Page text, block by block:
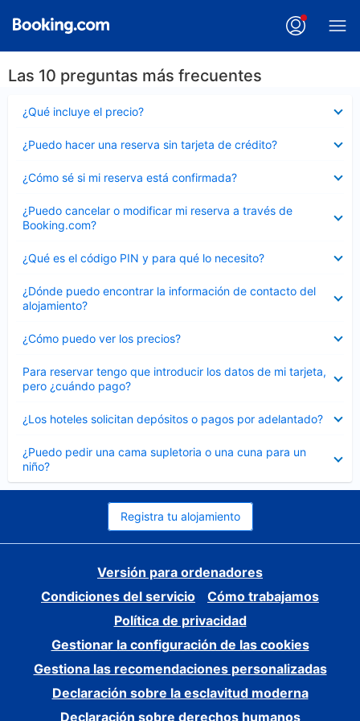
Las 10 preguntas más frecuentes
¿Qué incluye el precio?
cerrado
¿Puedo hacer una reserva sin tarjeta de crédito?
cerrado
¿Cómo sé si mi reserva está confirmada?
cerrado
¿Puedo cancelar o modificar mi reserva a través de
Booking.com?
cerrado
¿Qué es el código PIN y para qué lo necesito?
cerrado
¿Dónde puedo encontrar la información de contacto del
alojamiento?
cerrado
¿Cómo puedo ver los precios?
cerrado
Para reservar tengo que introducir los datos de mi tarjeta,
pero ¿cuándo pago?
cerrado
¿Los hoteles solicitan depósitos o pagos por adelantado?
cerrado
¿Puedo pedir una cama supletoria o una cuna para un
niño?
cerrado
Registra tu alojamiento
Versión para ordenadores
Condiciones del servicio
Cómo trabajamos
Política de privacidad
Gestionar la configuración de las cookies
Gestiona las recomendaciones personalizadas
Declaración sobre la esclavitud moderna
Declaración sobre derechos humanos